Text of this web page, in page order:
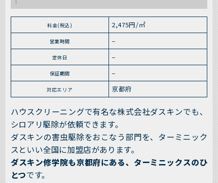
料金(税込) 2,475円/㎡
営業時間 –
定休日 –
保証期間 –
対応エリア 京都府
ハウスクリーニングで有名な株式会社ダスキンでも、
シロアリ駆除が依頼できます。
ダスキンの害虫駆除をおこなう部門を、ターミニック
スといい全国に加盟店があります。
ダスキン修学院も京都府にある、ターミニックスのひ
とつです。